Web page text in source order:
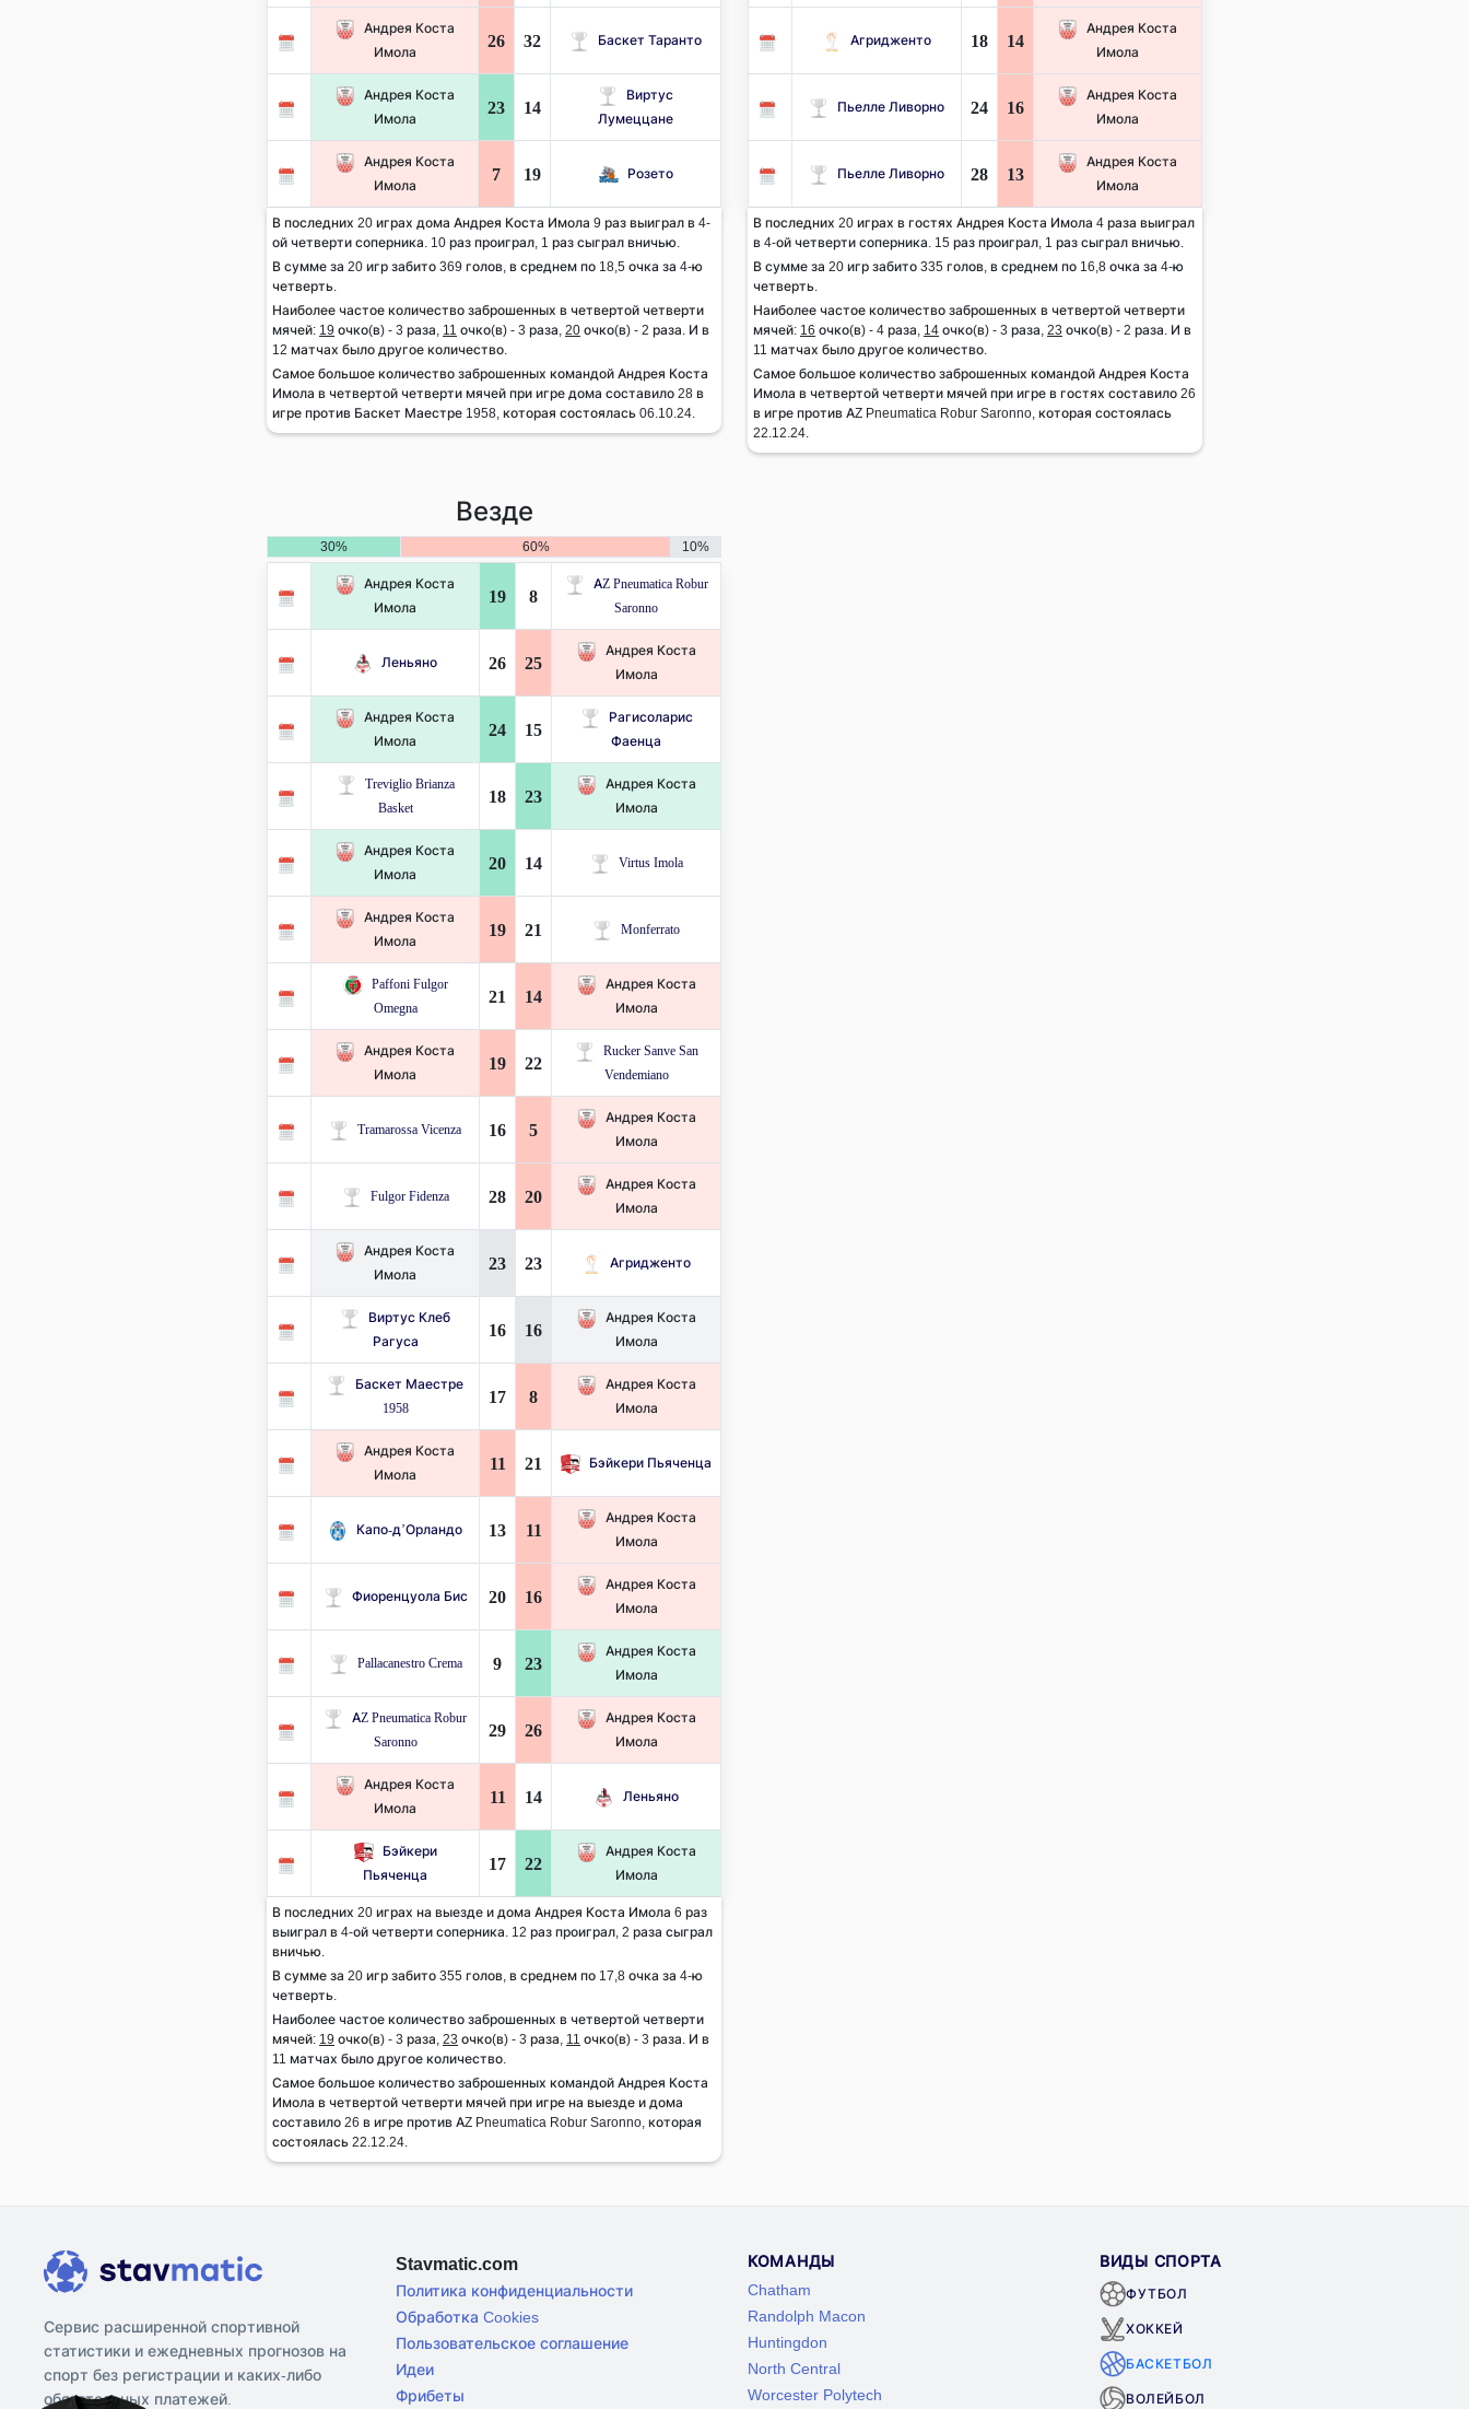
Андрея Коста
Имола
26 32 Баскет Таранто
Андрея Коста
Имола
23 14
Виртус
Лумеццане
Андрея Коста
Имола
7 19 Розето
В последних 20 играх дома Андрея Коста Имола 9 раз выиграл в 4-
ой четверти соперника. 10 раз проиграл, 1 раз сыграл вничью.
В сумме за 20 игр забито 369 голов, в среднем по 18,5 очка за 4-ю
четверть.
Наиболее частое количество заброшенных в четвертой четверти
мячей: 19 очко(в) - 3 раза, 11 очко(в) - 3 раза, 20 очко(в) - 2 раза. И в
12 матчах было другое количество.
Самое большое количество заброшенных командой Андрея Коста
Имола в четвертой четверти мячей при игре дома составило 28 в
игре против Баскет Маестре 1958, которая состоялась 06.10.24.
Агридженто 18 14
Андрея Коста
Имола
Пьелле Ливорно 24 16
Андрея Коста
Имола
Пьелле Ливорно 28 13
Андрея Коста
Имола
В последних 20 играх в гостях Андрея Коста Имола 4 раза выиграл
в 4-ой четверти соперника. 15 раз проиграл, 1 раз сыграл вничью.
В сумме за 20 игр забито 335 голов, в среднем по 16,8 очка за 4-ю
четверть.
Наиболее частое количество заброшенных в четвертой четверти
мячей: 16 очко(в) - 4 раза, 14 очко(в) - 3 раза, 23 очко(в) - 2 раза. И в
11 матчах было другое количество.
Самое большое количество заброшенных командой Андрея Коста
Имола в четвертой четверти мячей при игре в гостях составило 26
в игре против AZ Pneumatica Robur Saronno, которая состоялась
22.12.24.
Везде
30% 60% 10%
Андрея Коста
Имола
19 8
AZ Pneumatica Robur
Saronno
Леньяно 26 25
Андрея Коста
Имола
Андрея Коста
Имола
24 15
Рагисоларис
Фаенца
Treviglio Brianza
Basket
18 23
Андрея Коста
Имола
Андрея Коста
Имола
20 14 Virtus Imola
Андрея Коста
Имола
19 21 Monferrato
Paffoni Fulgor
Omegna
21 14
Андрея Коста
Имола
Андрея Коста
Имола
19 22
Rucker Sanve San
Vendemiano
Tramarossa Vicenza 16 5
Андрея Коста
Имола
Fulgor Fidenza 28 20
Андрея Коста
Имола
Андрея Коста
Имола
23 23 Агридженто
Виртус Клеб
Рагуса
16 16
Андрея Коста
Имола
Баскет Маестре
1958
17 8
Андрея Коста
Имола
Андрея Коста
Имола
11 21 Бэйкери Пьяченца
Капо-д’Орландо 13 11
Андрея Коста
Имола
Фиоренцуола Бис 20 16
Андрея Коста
Имола
Pallacanestro Crema 9 23
Андрея Коста
Имола
AZ Pneumatica Robur
Saronno
29 26
Андрея Коста
Имола
Андрея Коста
Имола
11 14 Леньяно
Бэйкери
Пьяченца
17 22
Андрея Коста
Имола
В последних 20 играх на выезде и дома Андрея Коста Имола 6 раз
выиграл в 4-ой четверти соперника. 12 раз проиграл, 2 раза сыграл
вничью.
В сумме за 20 игр забито 355 голов, в среднем по 17,8 очка за 4-ю
четверть.
Наиболее частое количество заброшенных в четвертой четверти
мячей: 19 очко(в) - 3 раза, 23 очко(в) - 3 раза, 11 очко(в) - 3 раза. И в
11 матчах было другое количество.
Самое большое количество заброшенных командой Андрея Коста
Имола в четвертой четверти мячей при игре на выезде и дома
составило 26 в игре против AZ Pneumatica Robur Saronno, которая
состоялась 22.12.24.
Сервис расширенной спортивной
статистики и ежедневных прогнозов на
спорт без регистрации и каких-либо
обязательных платежей.
Stavmatic.com
Политика конфиденциальности
Обработка Cookies
Пользовательское соглашение
Идеи
Фрибеты
КОМАНДЫ
Chatham
Randolph Macon
Huntingdon
North Central
Worcester Polytech
ВИДЫ СПОРТА
ФУТБОЛ
ХОККЕЙ
БАСКЕТБОЛ
ВОЛЕЙБОЛ